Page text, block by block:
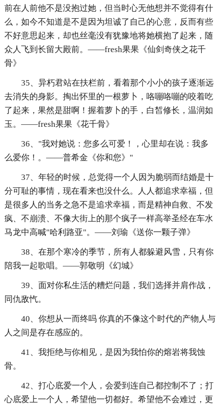
前在人前他不是没抱过她，但当时心无他想并不觉得有什
么，如今不知道是不是因为坦诚了自己的心意，反而有些
不好意思起来，却也丝毫没有犹豫地将她横抱了起来，随
众人飞到长留大殿前。——fresh果果《仙剑奇侠之花千
骨》
35、异朽君站在扶栏前，看着那个小小的孩子逐渐远
去消失的身影。掏出怀里的一根萝卜，咯嘣咯嘣的咬着吃
了起来，果然是甜啊！握着萝卜的手，白皙修长，温润如
玉。——fresh果果《花千骨》
36、"我对她说：您多么可爱！，心里却在说：我多
么爱你！。——普希金《你和您》"
37、年轻的时候，总觉得一个人因为脆弱而结婚是十
分可耻的事情，现在看来也没什么。人人都追求幸福，但
是很多人的当务之急不是追求幸福，而是精神自救、不发
疯、不崩溃、不像大街上的那个疯子一样高举圣经在车水
马龙中高喊"哈利路亚"。——刘瑜《送你一颗子弹》
38、在那个寒冷的季节，所有人都躲避风雪，只有你
陪我一起歌唱。——郭敬明《幻城》
39、面对你私生活的糟烂问题，我们选择并肩作战，
同仇敌忾。
40、你想从一而终吗 你真的不像这个时代的产物人与
人之间是存在感应的。
41、我拒绝与你相见，是因为我怕你的熔岩将我蚀
骨。
42、打心底爱一个人，会爱到连自己都控制不了；打
心底爱上一个人，希望他一切都好。希望他不会难过，更